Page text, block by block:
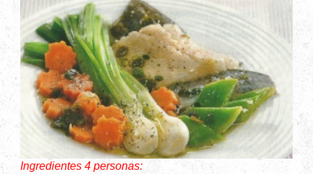
Ingredientes 4 personas: